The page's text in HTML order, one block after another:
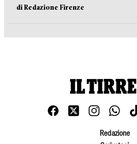
di Redazione Firenze
Redazione